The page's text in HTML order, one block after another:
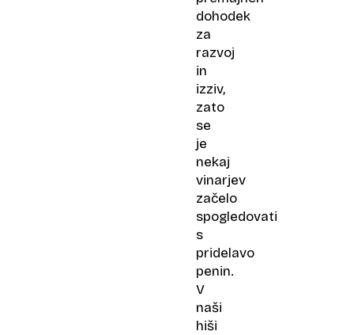
dohodek
za
razvoj
in
izziv,
zato
se
je
nekaj
vinarjev
začelo
spogledovati
s
pridelavo
penin.
V
naši
hiši